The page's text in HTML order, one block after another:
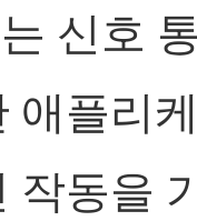
신호
애플리
작동을